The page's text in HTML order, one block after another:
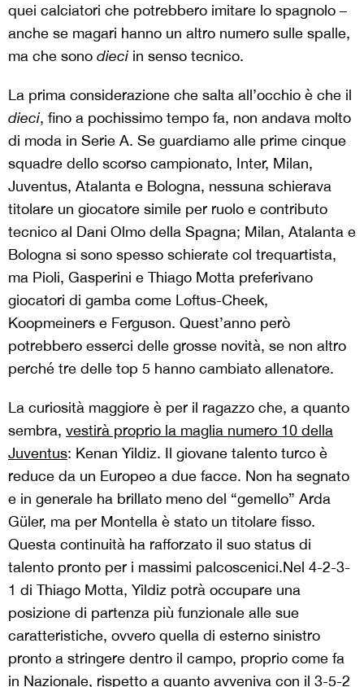
quei calciatori che potrebbero imitare lo spagnolo –
anche se magari hanno un altro numero sulle spalle,
ma che sono dieci in senso tecnico.
La prima considerazione che salta all’occhio è che il
dieci, fino a pochissimo tempo fa, non andava molto
di moda in Serie A. Se guardiamo alle prime cinque
squadre dello scorso campionato, Inter, Milan,
Juventus, Atalanta e Bologna, nessuna schierava
titolare un giocatore simile per ruolo e contributo
tecnico al Dani Olmo della Spagna; Milan, Atalanta e
Bologna si sono spesso schierate col trequartista,
ma Pioli, Gasperini e Thiago Motta preferivano
giocatori di gamba come Loftus-Cheek,
Koopmeiners e Ferguson. Quest’anno però
potrebbero esserci delle grosse novità, se non altro
perché tre delle top 5 hanno cambiato allenatore.
La curiosità maggiore è per il ragazzo che, a quanto
sembra, vestirà proprio la maglia numero 10 della
Juventus: Kenan Yildiz. Il giovane talento turco è
reduce da un Europeo a due facce. Non ha segnato
e in generale ha brillato meno del “gemello” Arda
Güler, ma per Montella è stato un titolare fisso.
Questa continuità ha rafforzato il suo status di
talento pronto per i massimi palcoscenici.Nel 4-2-3-
1 di Thiago Motta, Yildiz potrà occupare una
posizione di partenza più funzionale alle sue
caratteristiche, ovvero quella di esterno sinistro
pronto a stringere dentro il campo, proprio come fa
in Nazionale, rispetto a quanto avveniva con il 3-5-2